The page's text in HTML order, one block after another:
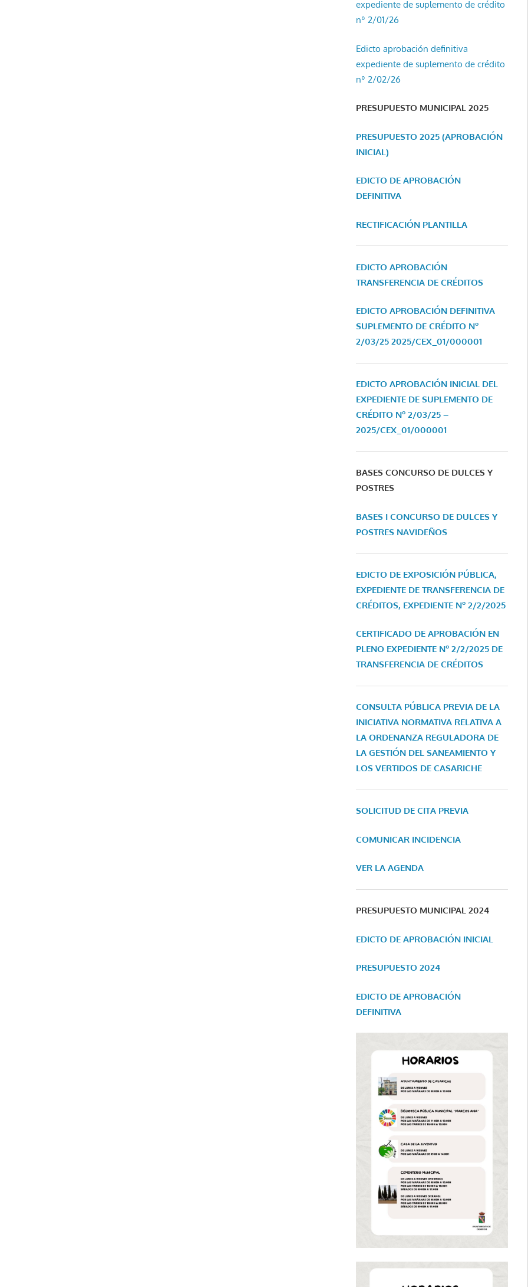
expediente de suplemento de crédito
nº 2/01/26
Edicto aprobación definitiva
expediente de suplemento de crédito
nº 2/02/26
PRESUPUESTO MUNICIPAL 2025
PRESUPUESTO 2025 (APROBACIÓN
INICIAL)
EDICTO DE APROBACIÓN
DEFINITIVA
RECTIFICACIÓN PLANTILLA
EDICTO APROBACIÓN
TRANSFERENCIA DE CRÉDITOS
EDICTO APROBACIÓN DEFINITIVA
SUPLEMENTO DE CRÉDITO Nº
2/03/25 2025/CEX_01/000001
EDICTO APROBACIÓN INICIAL DEL
EXPEDIENTE DE SUPLEMENTO DE
CRÉDITO Nº 2/03/25 –
2025/CEX_01/000001
BASES CONCURSO DE DULCES Y
POSTRES
BASES I CONCURSO DE DULCES Y
POSTRES NAVIDEÑOS
EDICTO DE EXPOSICIÓN PÚBLICA,
EXPEDIENTE DE TRANSFERENCIA DE
CRÉDITOS, EXPEDIENTE Nº 2/2/2025
CERTIFICADO DE APROBACIÓN EN
PLENO EXPEDIENTE Nº 2/2/2025 DE
TRANSFERENCIA DE CRÉDITOS
CONSULTA PÚBLICA PREVIA DE LA
INICIATIVA NORMATIVA RELATIVA A
LA ORDENANZA REGULADORA DE
LA GESTIÓN DEL SANEAMIENTO Y
LOS VERTIDOS DE CASARICHE
SOLICITUD DE CITA PREVIA
COMUNICAR INCIDENCIA
VER LA AGENDA
PRESUPUESTO MUNICIPAL 2024
EDICTO DE APROBACIÓN INICIAL
PRESUPUESTO 2024
EDICTO DE APROBACIÓN
DEFINITIVA